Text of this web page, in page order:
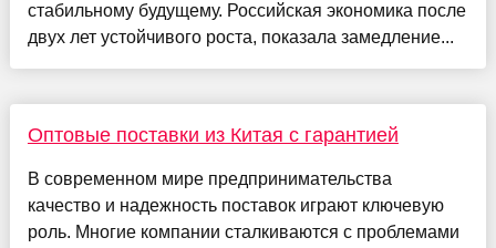
стабильному будущему. Российская экономика после
двух лет устойчивого роста, показала замедление...
Оптовые поставки из Китая с гарантией
В современном мире предпринимательства
качество и надежность поставок играют ключевую
роль. Многие компании сталкиваются с проблемами